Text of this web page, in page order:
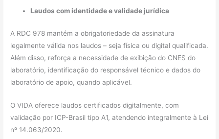
Laudos com identidade e validade jurídica
A RDC 978 mantém a obrigatoriedade da assinatura
legalmente válida nos laudos – seja física ou digital qualificada.
Além disso, reforça a necessidade de exibição do CNES do
laboratório, identificação do responsável técnico e dados do
laboratório de apoio, quando aplicável.
O VIDA oferece laudos certificados digitalmente, com
validação por ICP-Brasil tipo A1, atendendo integralmente à Lei
nº 14.063/2020.